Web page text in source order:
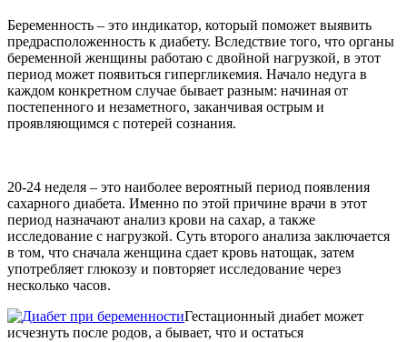
Беременность – это индикатор, который поможет выявить
предрасположенность к диабету. Вследствие того, что органы
беременной женщины работаю с двойной нагрузкой, в этот
период может появиться гипергликемия. Начало недуга в
каждом конкретном случае бывает разным: начиная от
постепенного и незаметного, заканчивая острым и
проявляющимся с потерей сознания.
20-24 неделя – это наиболее вероятный период появления
сахарного диабета. Именно по этой причине врачи в этот
период назначают анализ крови на сахар, а также
исследование с нагрузкой. Суть второго анализа заключается
в том, что сначала женщина сдает кровь натощак, затем
употребляет глюкозу и повторяет исследование через
несколько часов.
Гестационный диабет может
исчезнуть после родов, а бывает, что и остаться